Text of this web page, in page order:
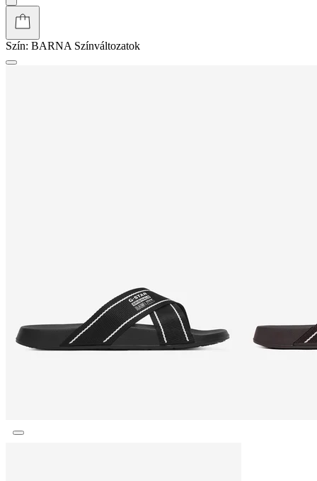
Szín: BARNA Színváltozatok